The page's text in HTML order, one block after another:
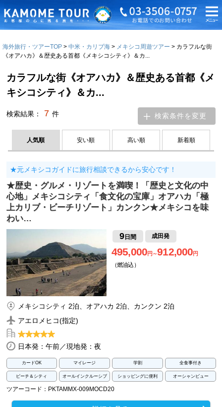
海外旅行・ツアーTOP 中米・カリブ海 メキシコ周遊ツアー
カラフルな街
《オアハカ》＆歴史ある首都《メキシコシティ》＆カ...
カラフルな街《オアハカ》＆歴史ある首都《メ
キシコシティ》＆カ...
検索結果： 7 件 検索条件を変更
人気順 安い順 高い順 新着順
★元メキシコガイドに旅行相談できるから安心です！
★歴史・グルメ・リゾートを満喫！「歴史と文化の中
心地」メキシコシティ「食文化の宝庫」オアハカ「極
上カリブ・ビーチリゾート」カンクン★メキシコを味
わい…
9日間 成田発
495,000円～912,000円
（燃油込）
メキシコシティ 2泊、オアハカ 2泊、カンクン 2泊
アエロメヒコ(指定)
日本発：午前／現地発：夜
カードOK マイレージ 学割 全食事付き
ビーチ＆シティ オールインクルーシブ ショッピングに便利 オーシャンビュー
ツアーコード：PKTAMMX-009MOCD20